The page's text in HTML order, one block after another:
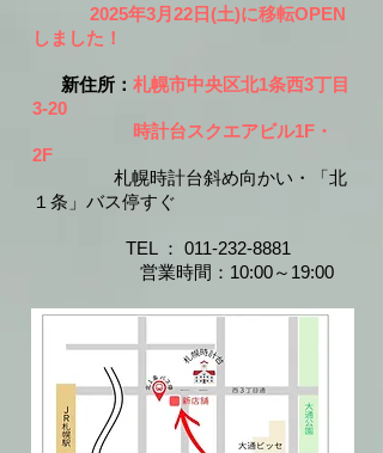
2025年3月22日(土)に移転OPEN
しました！
新住所： 札幌市中央区北1条西3丁目
3-20
時計台スクエアビル1F・
2F
札幌時計台斜め向かい・「北
１条」バス停すぐ
TEL ： 011-232-8881
営業時間：10:00～19:00